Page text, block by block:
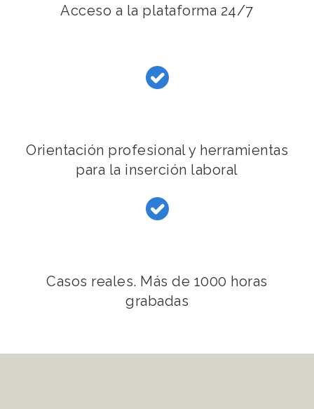
Acceso a la plataforma 24/7
Orientación profesional y herramientas
para la inserción laboral
Casos reales. Más de 1000 horas
grabadas